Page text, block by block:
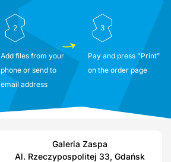
2
Add files from your
phone or send to
email address
3
Pay and press "Print"
on the order page
Galeria Zaspa
Al. Rzeczypospolitej 33, Gdańsk